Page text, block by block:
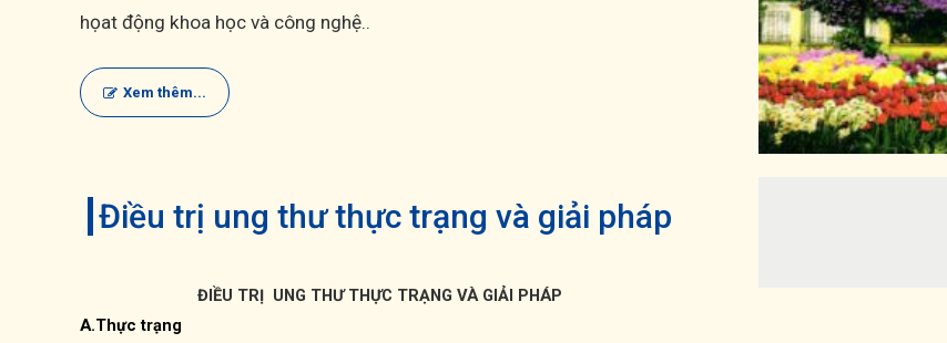
họat động khoa học và công nghệ..
Xem thêm...
Điều trị ung thư thực trạng và giải pháp
ĐIỀU TRỊ UNG THƯ THỰC TRẠNG VÀ GIẢI PHÁP
A.Thực trạng